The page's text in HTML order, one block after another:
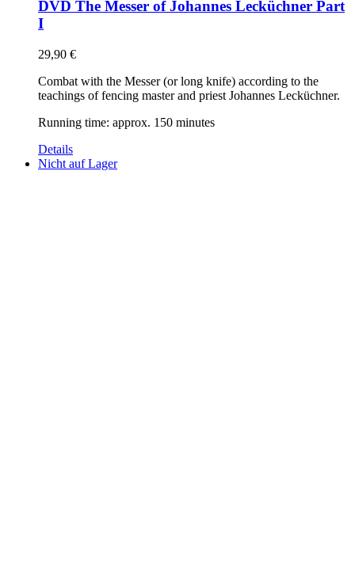
DVD The Messer of Johannes Lecküchner Part
I
29,90 €
Combat with the Messer (or long knife) according to the
teachings of fencing master and priest Johannes Lecküchner.
Running time: approx. 150 minutes
Details
Nicht auf Lager